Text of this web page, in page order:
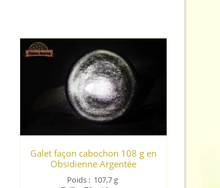
Galet façon cabochon 108 g en
Obsidienne Argentée
Poids : 107,7 g